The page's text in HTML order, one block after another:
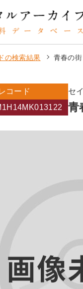
の検索結果 青春の街
コード
セ
青